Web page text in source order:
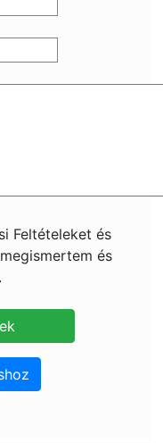
Feltételeket és
és